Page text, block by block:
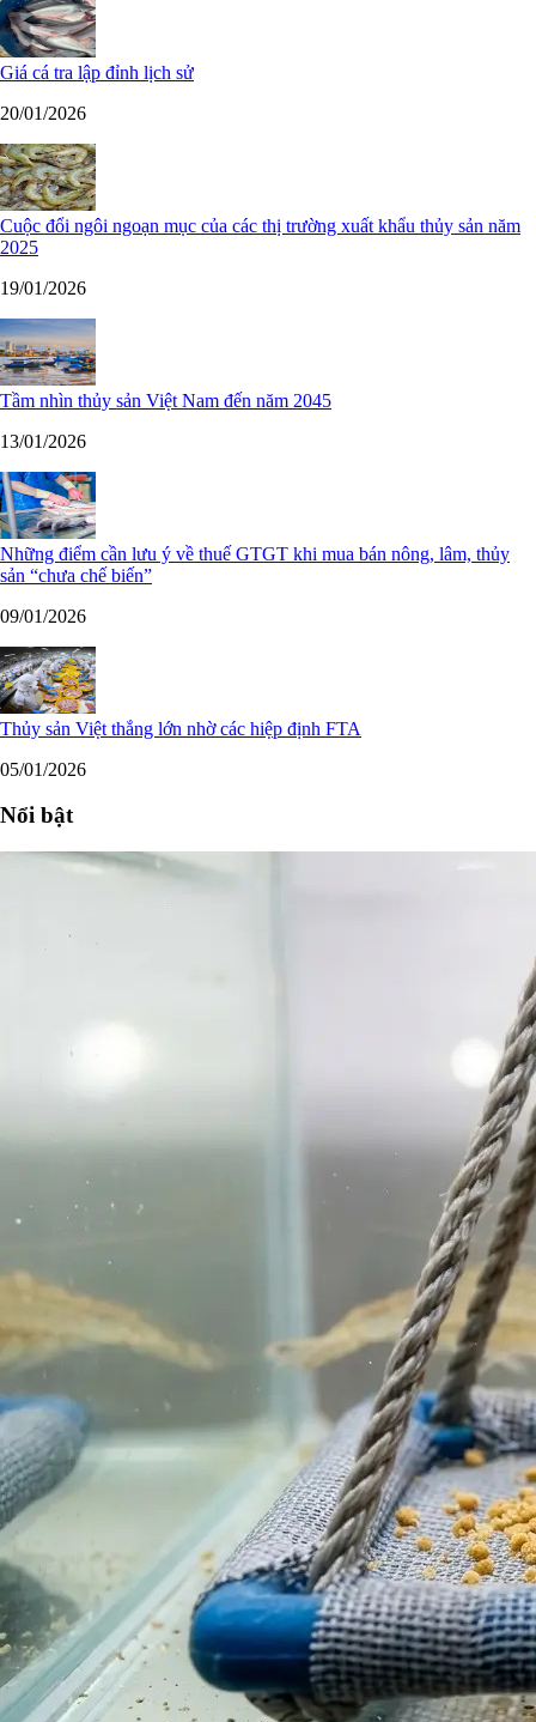
Giá cá tra lập đỉnh lịch sử
20/01/2026
Cuộc đổi ngôi ngoạn mục của các thị trường xuất khẩu thủy sản năm
2025
19/01/2026
Tầm nhìn thủy sản Việt Nam đến năm 2045
13/01/2026
Những điểm cần lưu ý về thuế GTGT khi mua bán nông, lâm, thủy
sản “chưa chế biến”
09/01/2026
Thủy sản Việt thắng lớn nhờ các hiệp định FTA
05/01/2026
Nổi bật